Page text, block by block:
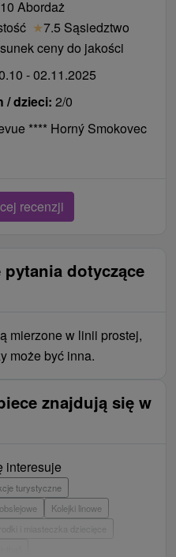
10 Abordaż
★7.5 Sąsiedztwo
ceny do jakości
- 02.11.2025
/ dzieci: 2/0
**** Horný Smokovec
recenzji
pytania dotyczące
mierzone w linii prostej,
może być inna.
znajdują się w
interesuje
turystyczne
Kolejki linowe